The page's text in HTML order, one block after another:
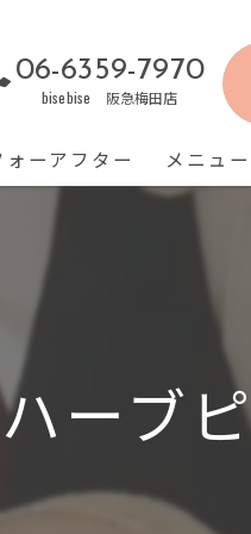
06-6359-7970
bisebise 阪急梅田店
ォーアフター メニュー
ーブ